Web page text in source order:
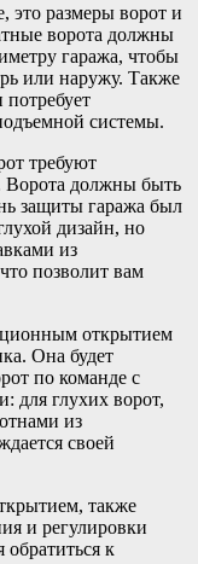
это размеры ворот и
ворота должны
гаража, чтобы
или наружу. Также
потребует
системы.
требуют
Ворота должны быть
защиты гаража был
дизайн, но
из
позволит вам
открытием
Она будет
по команде с
для глухих ворот,
из
своей
также
и регулировки
обратиться к